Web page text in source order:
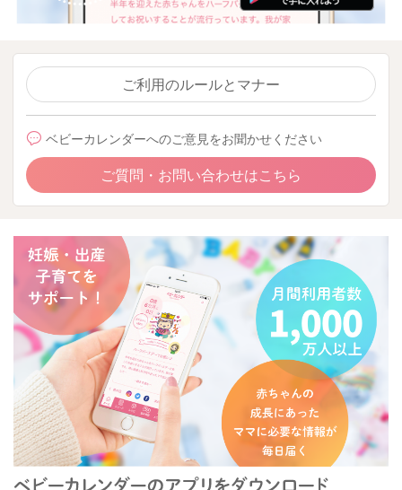
ご利用のルールとマナー
ベビーカレンダーへのご意見をお聞かせください
ご質問・お問い合わせはこちら